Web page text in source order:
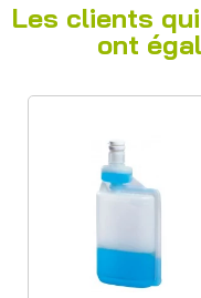
Les clients
ont